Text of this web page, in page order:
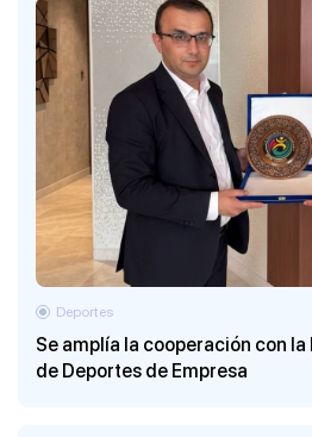
Se amplía la cooperación con
de Deportes de Empresa
Deportes